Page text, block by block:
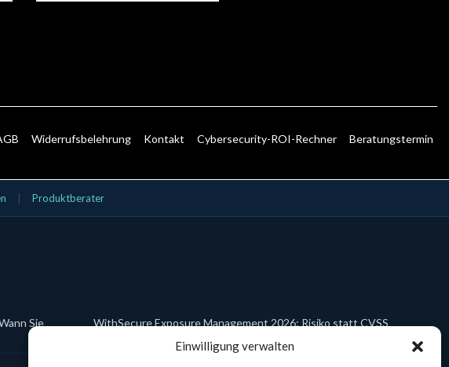
Einwilligung verwalten
Widerrufsbelehrung Kontakt Cybersecurity-ROI-Rechner Beratungstermin
| Produktberater
Sie
WithSecure Exposure Management 2026: Risiko statt CVSS